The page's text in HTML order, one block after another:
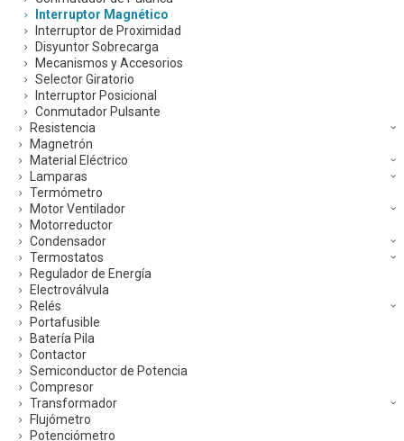
Interruptor Magnético
Interruptor de Proximidad
Disyuntor Sobrecarga
Mecanismos y Accesorios
Selector Giratorio
Interruptor Posicional
Conmutador Pulsante
Resistencia
Magnetrón
Material Eléctrico
Lamparas
Termómetro
Motor Ventilador
Motorreductor
Condensador
Termostatos
Regulador de Energía
Electroválvula
Relés
Portafusible
Batería Pila
Contactor
Semiconductor de Potencia
Compresor
Transformador
Flujómetro
Potenciómetro